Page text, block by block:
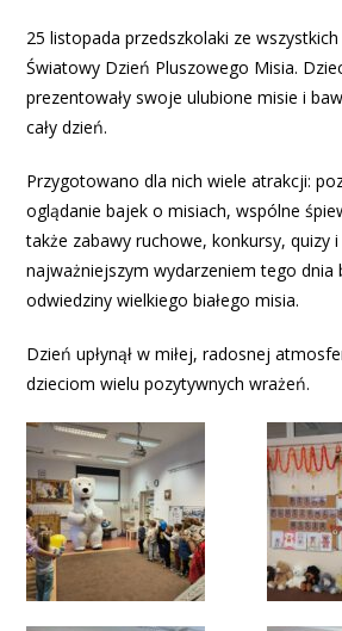
25 listopada przedszkolaki ze
Światowy Dzień Pluszowego Misia.
prezentowały swoje ulubione misie i
cały dzień.
Przygotowano dla nich wiele atrakcji:
oglądanie bajek o misiach, wspólne
także zabawy ruchowe, konkursy, quizy
najważniejszym wydarzeniem tego dnia
odwiedziny wielkiego białego misia.
Dzień upłynął w miłej, radosnej
dzieciom wielu pozytywnych wrażeń.